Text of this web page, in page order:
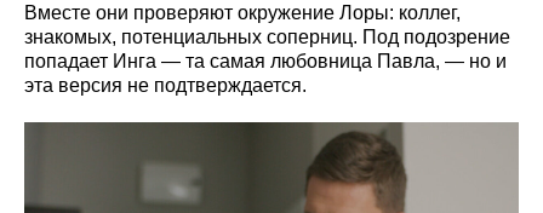
Вместе они проверяют окружение Лоры: коллег,
знакомых, потенциальных соперниц. Под подозрение
попадает Инга — та самая любовница Павла, — но и
эта версия не подтверждается.